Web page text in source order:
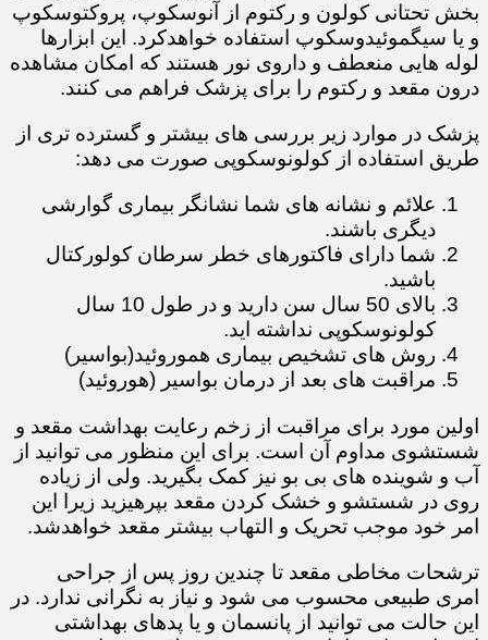
بخش تحتانی کولون و رکتوم از آنوسکوپ، پروکتوسکوپ
و یا سیگموئیدوسکوپ استفاده خواهدکرد. این ابزارها
لوله هایی منعطف و داروی نور هستند که امکان مشاهده
درون مقعد و رکتوم را برای پزشک فراهم می کنند.
پزشک در موارد زیر بررسی های بیشتر و گسترده تری از
طریق استفاده از کولونوسکوپی صورت می دهد:
علائم و نشانه های شما نشانگر بیماری گوارشی
دیگری باشند.
شما دارای فاکتورهای خطر سرطان کولورکتال
باشید.
بالای 50 سال سن دارید و در طول 10 سال
کولونوسکوپی نداشته اید.​​​​​
روش های تشخیص بیماری هموروئید(بواسیر)
مراقبت های بعد از درمان بواسیر (هوروئید)
اولین مورد برای مراقبت از زخم رعایت بهداشت مقعد و
شستشوی مداوم آن است. برای این منظور می توانید از
آب و شوینده های بی بو نیز کمک بگیرید. ولی از زیاده
روی در شستشو و خشک کردن مقعد بپرهیزید زیرا این
امر خود موجب تحریک و التهاب بیشتر مقعد خواهدشد.
ترشحات مخاطی مقعد تا چندین روز پس از جراحی
امری طبیعی محسوب می شود و نیاز به نگرانی ندارد. در
این حالت می توانید از پانسمان و یا پدهای بهداشتی